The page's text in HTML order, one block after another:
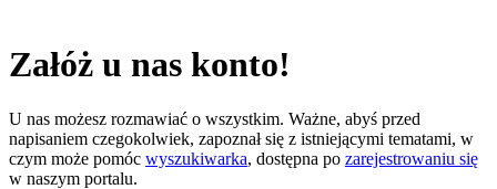
Załóż u nas konto!
U nas możesz rozmawiać o wszystkim. Ważne, abyś przed
napisaniem czegokolwiek, zapoznał się z istniejącymi tematami, w
czym może pomóc wyszukiwarka, dostępna po zarejestrowaniu się
w naszym portalu.